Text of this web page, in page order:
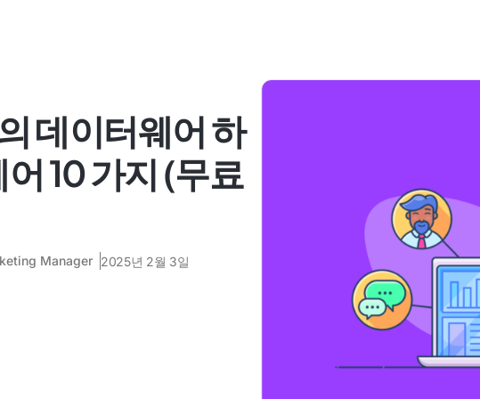
데이터웨어 하
10 가지 (무료
Manager 2025년 2월 3일